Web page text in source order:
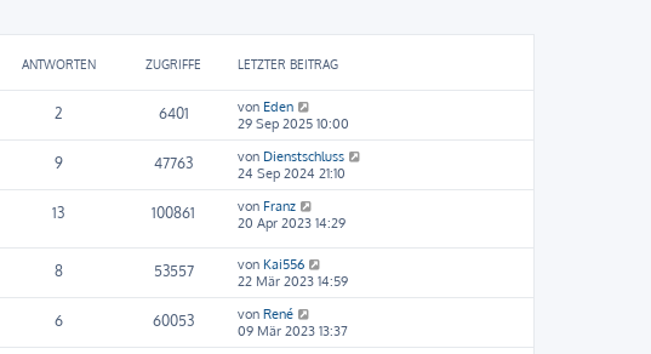
ANTWORTEN ZUGRIFFE LETZTER BEITRAG
2 6401 von Eden
29 Sep 2025 10:00
9 47763 von Dienstschluss
24 Sep 2024 21:10
13 100861 von Franz
20 Apr 2023 14:29
8 53557 von Kai556
22 Mär 2023 14:59
6 60053 von René
09 Mär 2023 13:37